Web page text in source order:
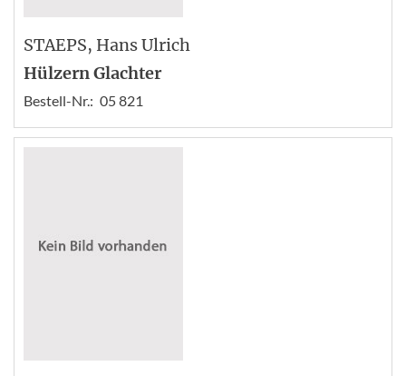
STAEPS, Hans Ulrich
Hülzern Glachter
Bestell-Nr.: 05 821